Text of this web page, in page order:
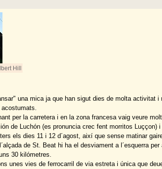
Hill
una mica ja que han sigut dies de molta activitat
per la carretera i en la zona francesa vaig veure
de Luchón (es pronuncia crec fent morritos Luççon)
els dies 11 i 12 d´agost, així que sense matinar
de St. Beat hi ha el desviament a l´esquerra
30 kilómetres.
unes vies de ferrocarril de via estreta i única que